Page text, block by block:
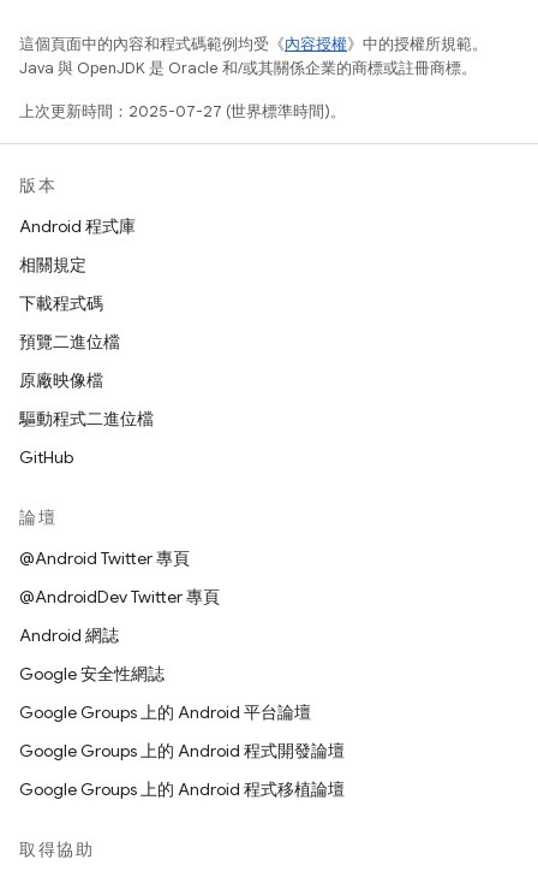
這個頁面中的內容和程式碼範例均受《內容授權》中的授權所規範。
Java 與 OpenJDK 是 Oracle 和/或其關係企業的商標或註冊商標。
上次更新時間：2025-07-27 (世界標準時間)。
版本
Android 程式庫
相關規定
下載程式碼
預覽二進位檔
原廠映像檔
驅動程式二進位檔
GitHub
論壇
@Android Twitter 專頁
@AndroidDev Twitter 專頁
Android 網誌
Google 安全性網誌
Google Groups 上的 Android 平台論壇
Google Groups 上的 Android 程式開發論壇
Google Groups 上的 Android 程式移植論壇
取得協助